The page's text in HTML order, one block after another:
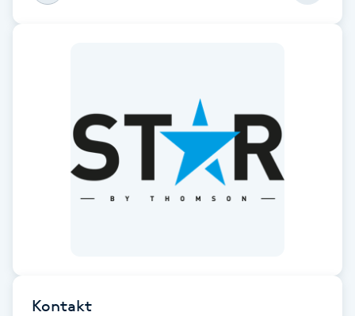
Fransförlängning
Fransförlängning Megavolym
Fransk manikyr
Kontakt